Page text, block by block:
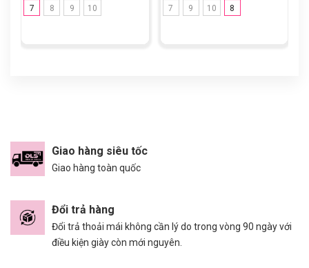
7 8 9 10 7 9 10 8
Giao hàng siêu tốc
Giao hàng toàn quốc
Đổi trả hàng
Đổi trả thoải mái không cần lý do trong vòng 90 ngày với
điều kiện giày còn mới nguyên.